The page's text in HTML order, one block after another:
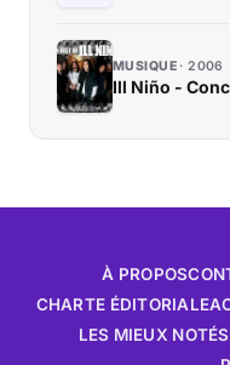
MUSIQUE 2006
Ill Niño -
À PROPOS
CHARTE ÉDITORIALE
LES MIEUX NOTÉS